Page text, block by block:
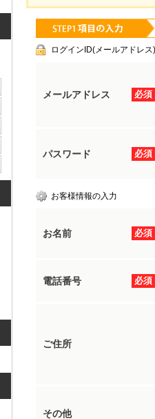
ログインID(メールアドレ
必須
メールアドレス
必須
パスワード
お客様情報の入力
必須
お名前
必須
電話番号
ご住所
その他